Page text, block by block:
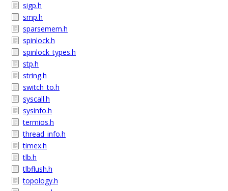
sigp.h
smp.h
sparsemem.h
spinlock.h
spinlock_types.h
stp.h
string.h
switch_to.h
syscall.h
sysinfo.h
termios.h
thread_info.h
timex.h
tlb.h
tlbflush.h
topology.h